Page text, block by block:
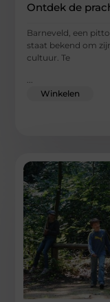
Ontdek de
Barneveld, een
staat bekend om
cultuur. Te
...
Winkelen